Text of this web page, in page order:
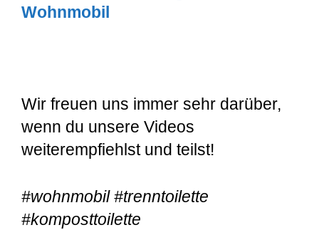
Wohnmobil
Wir freuen uns immer sehr darüber,
wenn du unsere Videos
weiterempfiehlst und teilst!
#wohnmobil #trenntoilette
#komposttoilette